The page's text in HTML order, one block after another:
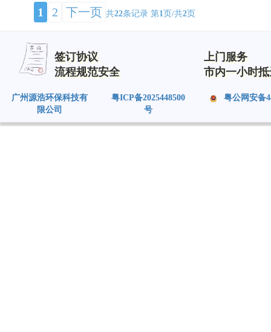
1 2 下一页 共22条记录 第1页/共2页
签订协议
流程规范安全
上门服务
市内一小时
广州源浩环保科技有
限公司
粤ICP备2025448500
号
粤公网安备